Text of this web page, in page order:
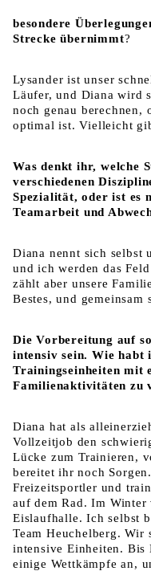
besondere
Strecke übernimmt?
Lysander ist unser
Läufer, und Diana wird
noch genau
optimal ist. Vielleicht
Was denkt ihr, welche
verschiedenen
Spezialität, oder ist es
Teamarbeit und
Diana nennt sich selbst
und ich werden das
zählt aber unsere
Bestes, und
Die Vorbereitung auf
intensiv sein. Wie habt
Trainingseinheiten mit
Familienaktivitäten zu
Diana hat als
Vollzeitjob den
Lücke zum Trainieren,
bereitet ihr noch
Freizeitsportler und
auf dem Rad. Im
Eislaufhalle. Ich selbst
Team Heuchelberg. Wir
intensive Einheiten. Bis
einige Wettkämpfe an,